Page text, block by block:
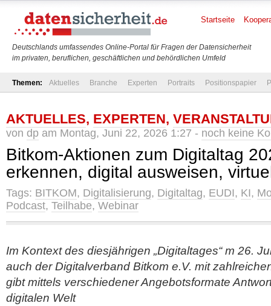
Deutschlands umfassendes Online-Portal für Fragen der Datensicherheit
im privaten, beruflichen, geschäftlichen und behördlichen Umfeld
Startseite
Themen: Aktuelles Branche Experten Portraits Positionspapier
AKTUELLES, EXPERTEN,
von dp am Montag, Juni 22, 2026 1:27 - noch keine
Bitkom-Aktionen zum Digitaltag
erkennen, digital ausweisen,
Tags: BITKOM, Digitalisierung, Digitaltag, EUDI, KI,
Podcast, Teilhabe, Webinar
Im Kontext des diesjährigen „Digitaltages“ m 26.
auch der Digitalverband Bitkom e.V. mit
gibt mittels verschiedener Angebotsformate
digitalen Welt